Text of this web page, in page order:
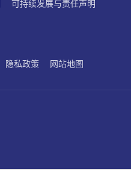
可持续发展与责任声明
隐私政策 网站地图